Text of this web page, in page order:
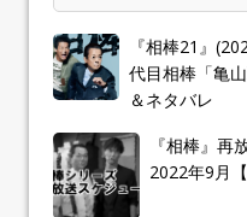
『相棒21』
代目相棒「亀
＆ネタバレ
『相棒』再
2022年9月